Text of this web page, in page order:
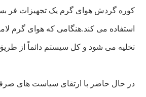
کوره گردش هوای گرم یک تجهیزات فر
استفاده می کند.هنگامی که هوای گرم
تخلیه می شود و کل سیستم دائماً از
در حال حاضر با ارتقای سیاست های